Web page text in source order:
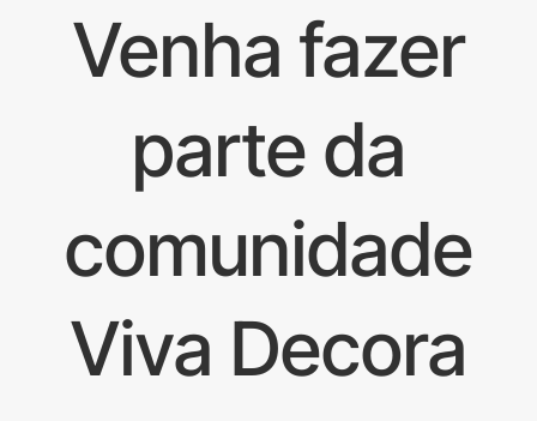
Venha fazer
parte da
comunidade
Viva Decora